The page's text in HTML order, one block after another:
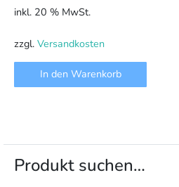
inkl. 20 % MwSt.
zzgl. Versandkosten
In den Warenkorb
Produkt suchen…